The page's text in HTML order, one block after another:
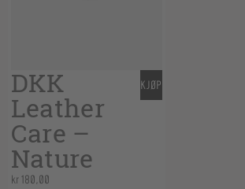
DKK
Leather
Care –
Nature
kr180,00
KJØP